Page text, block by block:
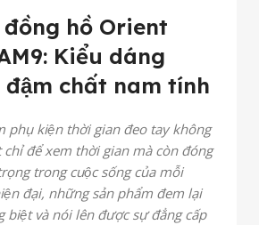
hồ Orient
Kiểu dáng
đậm chất nam tính
phụ kiện thời gian đeo tay không
chỉ để xem thời gian mà còn đóng
trong cuộc sống của mỗi
đại, những sản phẩm đem lại
biệt và nói lên được sự đẳng cấp